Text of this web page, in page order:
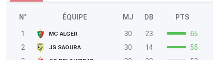
N° ÉQUIPE MJ DB PTS
1 MC ALGER 30 23
65
2
JS SAOURA 30 14
55